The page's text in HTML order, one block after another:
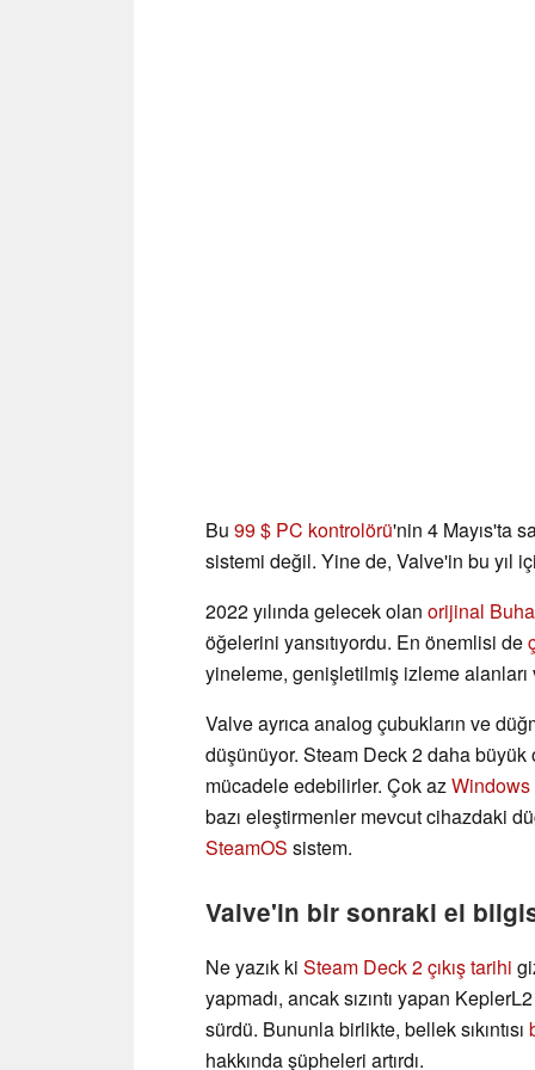
Bu 99 $ PC kontrolörü'nin 4 Mayıs'ta
sistemi değil. Yine de, Valve'in bu yıl
2022 yılında gelecek olan orijinal
öğelerini yansıtıyordu. En önemlisi de
yineleme, genişletilmiş izleme
Valve ayrıca analog çubukların ve
düşünüyor. Steam Deck 2 daha
mücadele edebilirler. Çok az
bazı eleştirmenler mevcut cihazdaki
SteamOS sistem.
Valve'in bir sonraki el
Ne yazık ki Steam Deck 2 çıkış tarihi
yapmadı, ancak sızıntı yapan
sürdü. Bununla birlikte, bellek sıkıntısı
hakkında şüpheleri artırdı.